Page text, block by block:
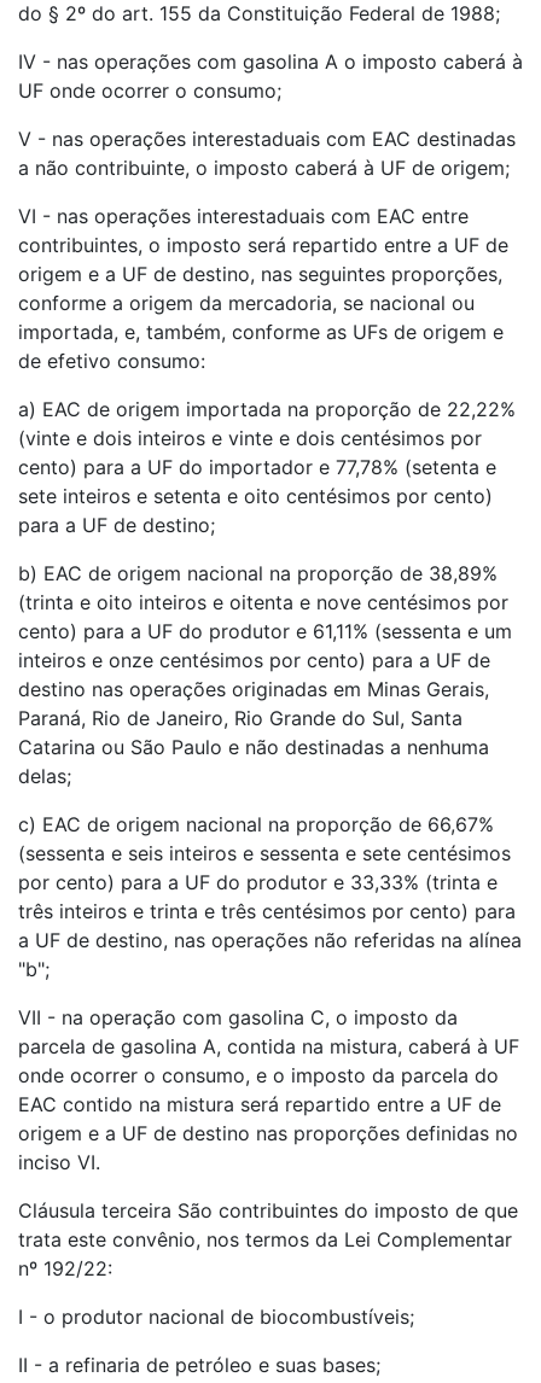
do § 2º do art. 155 da Constituição Federal de 1988;
IV - nas operações com gasolina A o imposto caberá à
UF onde ocorrer o consumo;
V - nas operações interestaduais com EAC destinadas
a não contribuinte, o imposto caberá à UF de origem;
VI - nas operações interestaduais com EAC entre
contribuintes, o imposto será repartido entre a UF de
origem e a UF de destino, nas seguintes proporções,
conforme a origem da mercadoria, se nacional ou
importada, e, também, conforme as UFs de origem e
de efetivo consumo:
a) EAC de origem importada na proporção de 22,22%
(vinte e dois inteiros e vinte e dois centésimos por
cento) para a UF do importador e 77,78% (setenta e
sete inteiros e setenta e oito centésimos por cento)
para a UF de destino;
b) EAC de origem nacional na proporção de 38,89%
(trinta e oito inteiros e oitenta e nove centésimos por
cento) para a UF do produtor e 61,11% (sessenta e um
inteiros e onze centésimos por cento) para a UF de
destino nas operações originadas em Minas Gerais,
Paraná, Rio de Janeiro, Rio Grande do Sul, Santa
Catarina ou São Paulo e não destinadas a nenhuma
delas;
c) EAC de origem nacional na proporção de 66,67%
(sessenta e seis inteiros e sessenta e sete centésimos
por cento) para a UF do produtor e 33,33% (trinta e
três inteiros e trinta e três centésimos por cento) para
a UF de destino, nas operações não referidas na alínea
"b";
VII - na operação com gasolina C, o imposto da
parcela de gasolina A, contida na mistura, caberá à UF
onde ocorrer o consumo, e o imposto da parcela do
EAC contido na mistura será repartido entre a UF de
origem e a UF de destino nas proporções definidas no
inciso VI.
Cláusula terceira São contribuintes do imposto de que
trata este convênio, nos termos da Lei Complementar
nº 192/22:
I - o produtor nacional de biocombustíveis;
II - a refinaria de petróleo e suas bases;